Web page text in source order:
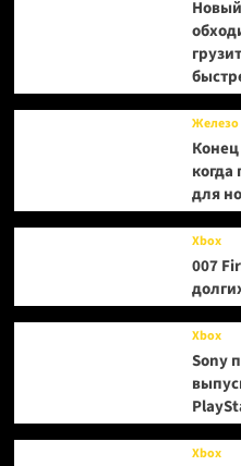
Железо
для
Xbox
007
Xbox
Sony
Xbox